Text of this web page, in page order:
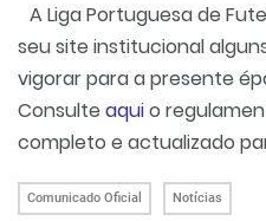
A Liga Portuguesa de
seu site institucional
vigorar para a presente
Consulte aquio
completo e actualizado
Comunicado Oficial Notícias